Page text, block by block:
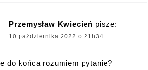
Przemysław Kwiecień pisze:
10 października 2022 o 21h34
do końca rozumiem pytanie?